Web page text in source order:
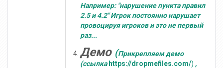
Например: "нарушение пункта правил
2.5 и 4.2" Игрок постоянно нарушает
провоцируя игроков и это не первый
раз...
Демо (Прикрепляем демо
(ссылка https://dropmefiles.com/) ,